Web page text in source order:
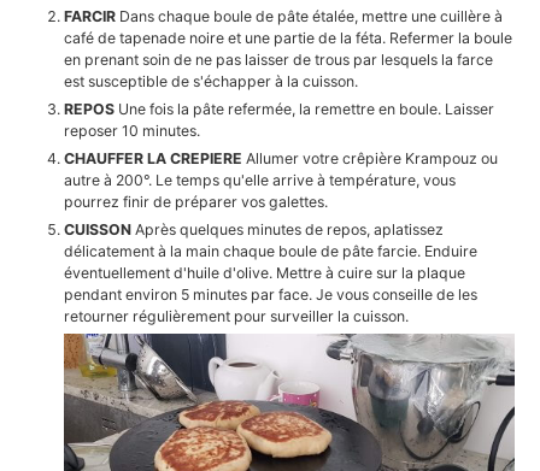
FARCIR Dans chaque boule de pâte étalée, mettre une cuillère à
café de tapenade noire et une partie de la féta. Refermer la boule
en prenant soin de ne pas laisser de trous par lesquels la farce
est susceptible de s'échapper à la cuisson.
REPOS Une fois la pâte refermée, la remettre en boule. Laisser
reposer 10 minutes.
CHAUFFER LA CREPIERE Allumer votre crêpière Krampouz ou
autre à 200°. Le temps qu'elle arrive à température, vous
pourrez finir de préparer vos galettes.
CUISSONAprès quelques minutes de repos, aplatissez
délicatement à la main chaque boule de pâte farcie. Enduire
éventuellement d'huile d'olive. Mettre à cuire sur la plaque
pendant environ 5 minutes par face. Je vous conseille de les
retourner régulièrement pour surveiller la cuisson.